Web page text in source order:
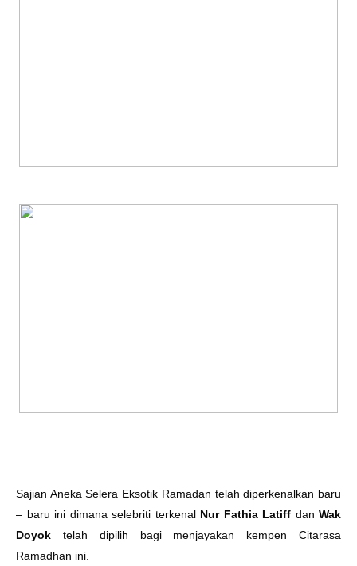
Sajian Aneka Selera Eksotik Ramadan telah diperkenalkan baru
– baru ini dimana selebriti terkenal Nur Fathia Latiff dan Wak
Doyok telah dipilih bagi menjayakan kempen Citarasa
Ramadhan ini.